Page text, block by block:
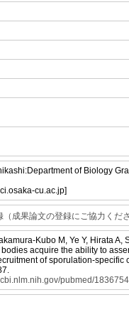
of Biology
cu.ac.jp]
（成果論文の登録にご協力くだ
Kubo M, Ye Y, Hirata
acquire the ability to
of sporulation-specific
pubmed/